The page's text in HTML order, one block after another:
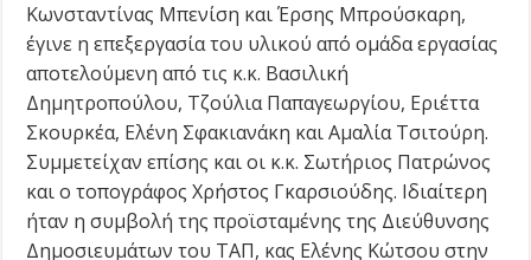
Κωνσταντίνας Μπενίση και Έρσης Μπρούσκαρη,
έγινε η επεξεργασία του υλικού από ομάδα εργασίας
αποτελούμενη από τις κ.κ. Βασιλική
Δημητροπούλου, Τζούλια Παπαγεωργίου, Εριέττα
Σκουρκέα, Ελένη Σφακιανάκη και Αμαλία Τσιτούρη.
Συμμετείχαν επίσης και οι κ.κ. Σωτήριος Πατρώνος
και ο τοπογράφος Χρήστος Γκαρσιούδης. Ιδιαίτερη
ήταν η συμβολή της προϊσταμένης της Διεύθυνσης
Δημοσιευμάτων του ΤΑΠ, κας Ελένης Κώτσου στην